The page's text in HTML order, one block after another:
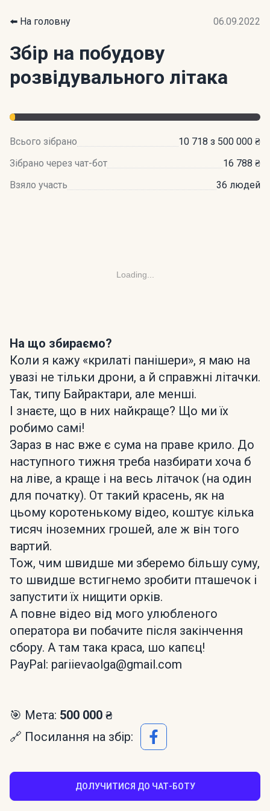
⬅️ На головну 06.09.2022
Збір на побудову
розвідувального літака
Всього зібрано
10 718 з 500 000 ₴
Зібрано через чат-бот
16 788 ₴
Взяло участь
36 людей
Loading...
На що збираємо?
Коли я кажу «крилаті панішери», я маю на
увазі не тільки дрони, а й справжні літачки.
Так, типу Байрактари, але менші.
І знаєте, що в них найкраще? Що ми їх
робимо самі!
Зараз в нас вже є сума на праве крило. До
наступного тижня треба назбирати хоча б
на ліве, а краще і на весь літачок (на один
для початку). От такий красень, як на
цьому коротенькому відео, коштує кілька
тисяч іноземних грошей, але ж він того
вартий.
Тож, чим швидше ми зберемо більшу суму,
то швидше встигнемо зробити пташечок і
запустити їх нищити орків.
А повне відео від мого улюбленого
оператора ви побачите після закінчення
сбору. А там така краса, шо капєц!
PayPal: pariievaolga@gmail.com
🎯 Мета: 500 000 ₴
🔗 Посилання на збір:
ДОЛУЧИТИСЯ ДО ЧАТ-БОТУ